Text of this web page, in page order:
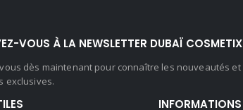
VOUS À LA NEWSLETTER DUBAÏ COSMETIX
dès maintenant pour connaître les nouveautés et
exclusives.
INFORMATIONS